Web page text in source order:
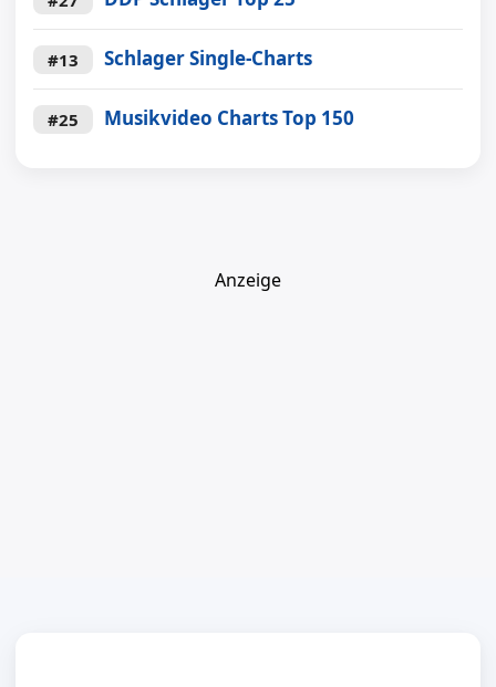
#13 Schlager Single-Charts
#25 Musikvideo Charts Top 150
Anzeige